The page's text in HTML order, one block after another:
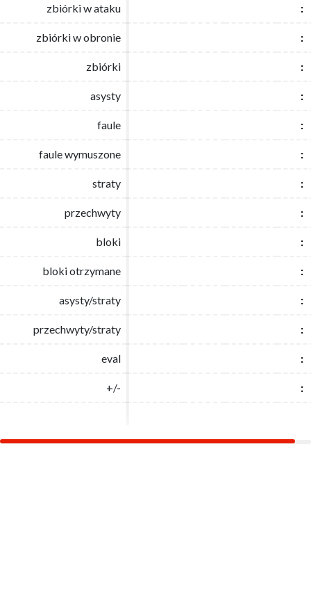
zbiórki w ataku :
zbiórki w obronie :
zbiórki :
asysty :
faule :
faule wymuszone :
straty :
przechwyty :
bloki :
bloki otrzymane :
asysty/straty :
przechwyty/straty :
eval :
+/- :
zbiórki w ataku :
zbiórki w obronie :
zbiórki :
asysty :
faule :
faule wymuszone :
straty :
przechwyty :
bloki :
bloki otrzymane :
asysty/straty :
przechwyty/straty :
eval :
+/- :